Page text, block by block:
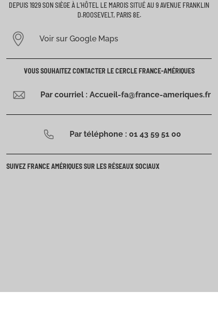
DEPUIS 1929 SON SIÈGE À L’HÔTEL LE MAROIS SITUÉ AU 9 AVENUE FRANKLIN
D.ROOSEVELT, PARIS 8E.
Voir sur Google Maps
VOUS SOUHAITEZ CONTACTER LE CERCLE FRANCE-AMÉRIQUES
Par courriel : Accueil-fa@france-ameriques.fr
Par téléphone : 01 43 59 51 00
SUIVEZ FRANCE AMÉRIQUES SUR LES RÉSEAUX SOCIAUX